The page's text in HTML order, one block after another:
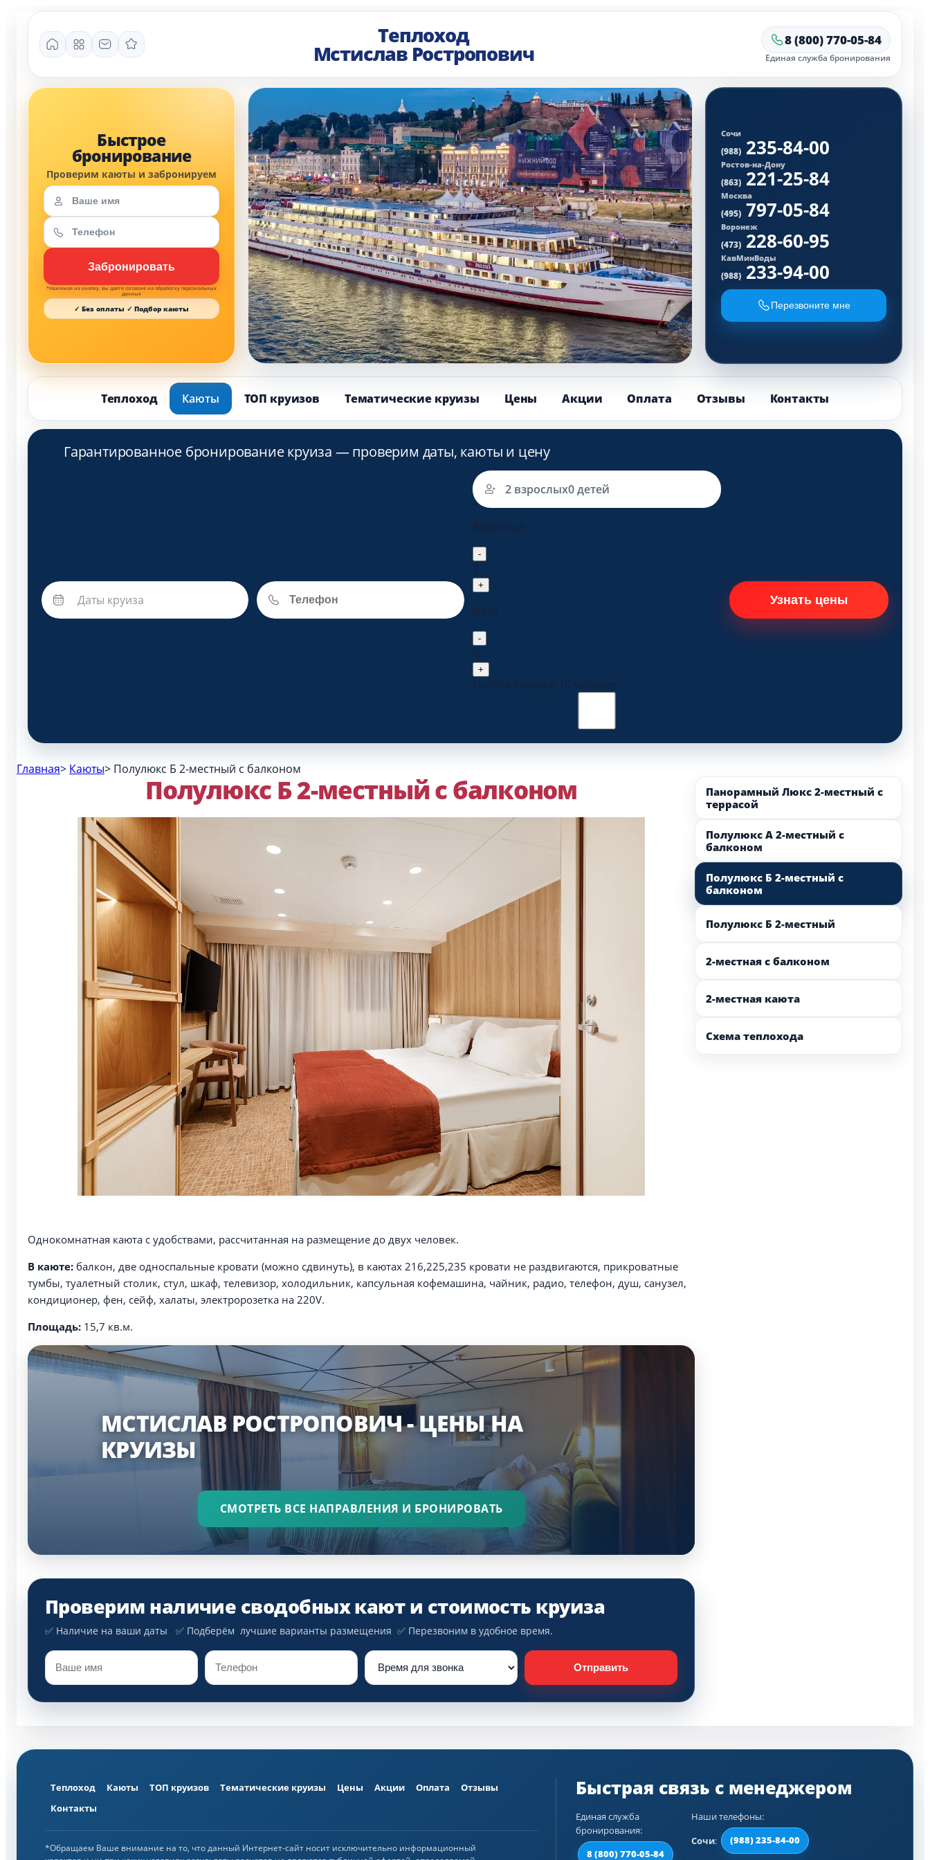
8 (800) 770-05-84
Единая служба бронирования
*Нажимая на кнопку, вы даете согласие на обработку персональных
данных
Сочи
(988) 235-84-00
Ростов-на-Дону
(863) 221-25-84
Москва
(495) 797-05-84
Воронеж
(473) 228-60-95
КавМинВоды
(988) 233-94-00
Перезвоните мне
Теплоход Каюты ТОП круизов Тематические круизы Цены Акции Оплата Отзывы Контакты
2 взрослых0 детей
Взрослые
-
2
+
Дети
-
0
+
Группа больше 10 человек
Главная> Каюты> Полулюкс Б 2-местный с балконом
Полулюкс Б 2-местный с балконом
Однокомнатная каюта с удобствами, рассчитанная на размещение до двух человек.
В каюте: балкон, две односпальные кровати (можно сдвинуть), в каютах 216,225,235 кровати не раздвигаются, прикроватные
тумбы, туалетный столик, стул, шкаф, телевизор, холодильник, капсульная кофемашина, чайник, радио, телефон, душ, санузел,
кондиционер, фен, сейф, халаты, электророзетка на 220V.
Площадь: 15,7 кв.м.
МСТИСЛАВ РОСТРОПОВИЧ - ЦЕНЫ НА
КРУИЗЫ
СМОТРЕТЬ ВСЕ НАПРАВЛЕНИЯ И БРОНИРОВАТЬ
Проверим наличие сводобных кают и стоимость круиза
✅ Наличие на ваши даты ✅ Подберём лучшие варианты размещения ✅ Перезвоним в удобное время.
Отправить
Панорамный Люкс 2-местный с
террасой
Полулюкс А 2-местный с
балконом
Полулюкс Б 2-местный с
балконом
Полулюкс Б 2-местный
2-местная с балконом
2-местная каюта
Схема теплохода
Теплоход Каюты ТОП круизов Тематические круизы Цены Акции Оплата
Отзывы
Контакты
*Обращаем Ваше внимание на то, что данный Интернет-сайт носит исключительно информационный
Единая служба
бронирования:
8 (800) 770-05-84
Наши телефоны:
Сочи: (988) 235-84-00